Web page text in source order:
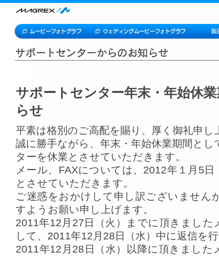
サポートセンター年末・年始休
らせ
平素は格別のご高配を賜り、厚く御礼申し
誠に勝手ながら、年末・年始休業期間と
ターを休業とさせていただきます。
メール、FAXについては、2012年１月5
とさせていただきます。
ご迷惑をおかけして申し訳ございません
すようお願い申し上げます。
2011年12月27日（火）までに頂きました
して、2011年12月28日（水）中に返信を
2011年12月28日（水）以降に頂きました